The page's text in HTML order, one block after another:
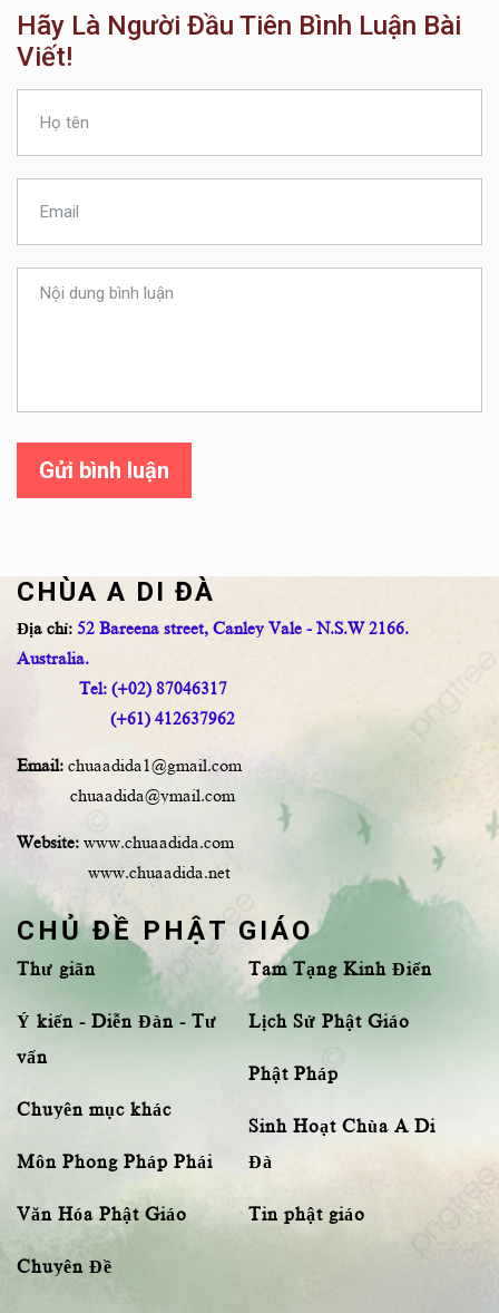
Hãy Là Người Đầu Tiên Bình Luận Bài
Viết!
Gửi bình luận
CHÙA A DI ĐÀ
Địa chỉ: 52 Bareena street, Canley Vale - N.S.W 2166.
Australia.
Tel: (+02) 87046317
(+61) 412637962
Email: chuaadida1@gmail.com
chuaadida@ymail.com
Website: www.chuaadida.com
www.chuaadida.net
CHỦ ĐỀ PHẬT GIÁO
Thư giãn
Ý kiến - Diễn Đàn - Tư
vấn
Chuyên mục khác
Môn Phong Pháp Phái
Văn Hóa Phật Giáo
Chuyên Đề
Tam Tạng Kinh Điển
Lịch Sử Phật Giáo
Phật Pháp
Sinh Hoạt Chùa A Di
Đà
Tin phật giáo